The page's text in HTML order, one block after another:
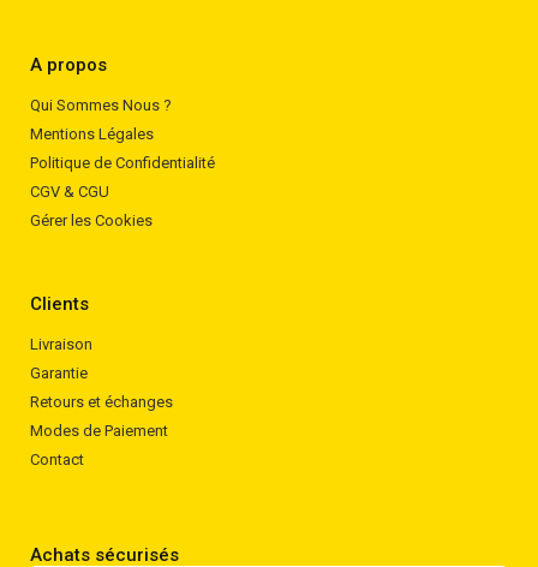
A propos
Qui Sommes Nous ?
Mentions Légales
Politique de Confidentialité
CGV & CGU
Gérer les Cookies
Clients
Livraison
Garantie
Retours et échanges
Modes de Paiement
Contact
Achats sécurisés